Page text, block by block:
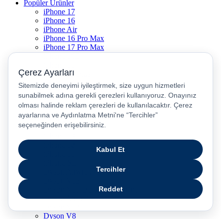
Popüler Ürünler
iPhone 17
iPhone 16
iPhone Air
iPhone 16 Pro Max
iPhone 17 Pro Max
iPhone 15 Plus
iPhone 15 Pro
iPhone 15 Pro Max
iPhone 14
iPhone 14 Plus
iPhone 14 Pro
iPhone 14 Pro Max
Dyson V15 Detect Submarine
Dyson Airstrait
Dyson V8